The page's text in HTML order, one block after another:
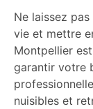
Ne laissez
vie et mettre
Montpellier
garantir votre
nuisibles et